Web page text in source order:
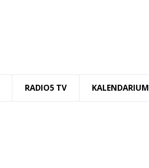
RADIO5 TV KALENDARIUM